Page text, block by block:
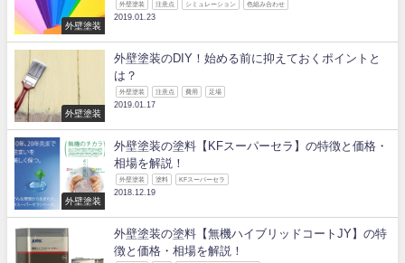
外壁塗装
外壁塗装 注意点 シミュレーション 色組み合わせ
2019.01.23
外壁塗装
外壁塗装のDIY！始める前に抑えておくポイントと
は？
外壁塗装 注意点 費用 足場
2019.01.17
外壁塗装
外壁塗装の塗料【KFスーパーセラ】の特徴と価格・
相場を解説！
外壁塗装 塗料 KFスーパーセラ
2018.12.19
外壁塗装の塗料【無機ハイブリッドコートJY】の特
徴と価格・相場を解説！